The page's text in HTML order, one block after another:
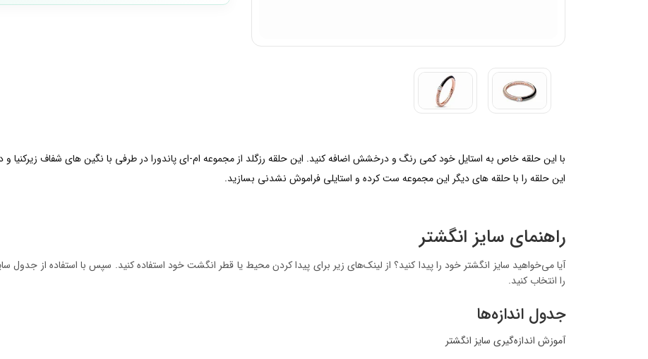
با این حلقه خاص به استایل خود کمی رنگ و درخشش اضافه کنید. این حلقه رزگلد از مجموعه ام-ای پاندورا در طرفی با نگین های شفاف
این حلقه را با حلقه های دیگر این مجموعه ست کرده و استایلی فراموش نشدنی بسازید.
راهنمای سایز انگشتر
آیا می‌خواهید سایز انگشتر خود را پیدا کنید؟ از لینک‌های زیر برای پیدا کردن محیط یا قطر انگشت خود استفاده کنید. سپس با استفاده از جدول
را انتخاب کنید.
جدول اندازه‌ها
آموزش اندازه‌گیری سایز انگشتر